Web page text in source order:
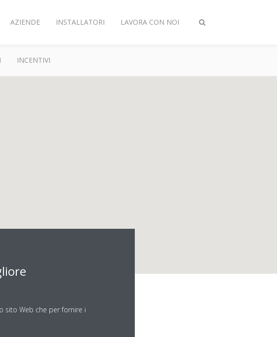
Attiva/disattiva
AZIENDE INSTALLATORI LAVORA CON NOI
INCENTIVI
sito Web che per fornire i